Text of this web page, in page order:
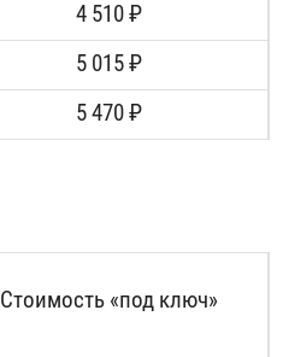
4 510 ₽
5 015 ₽
5 470 ₽
Стоимость «под ключ»